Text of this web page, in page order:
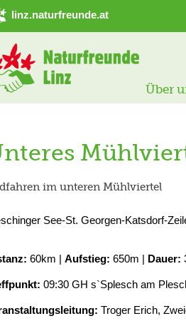
linz.naturfreunde.at
Über
im unteren Mühlviertel
See-St. Georgen-Katsdorf-
60km | Aufstieg: 650m | Dauer:
09:30 GH s`Splesch am
Troger Erich,